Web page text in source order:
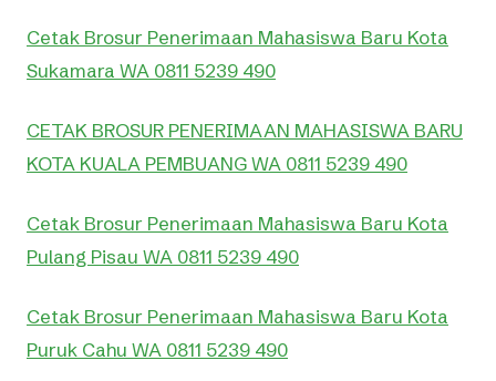
Cetak Brosur Penerimaan Mahasiswa Baru Kota
Sukamara WA 0811 5239 490
CETAK BROSUR PENERIMAAN MAHASISWA BARU
KOTA KUALA PEMBUANG WA 0811 5239 490
Cetak Brosur Penerimaan Mahasiswa Baru Kota
Pulang Pisau WA 0811 5239 490
Cetak Brosur Penerimaan Mahasiswa Baru Kota
Puruk Cahu WA 0811 5239 490